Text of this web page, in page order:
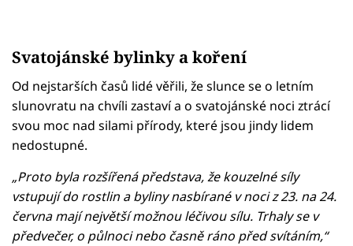
Svatojánské bylinky a koření
Od nejstarších časů lidé věřili, že slunce se o letním
slunovratu na chvíli zastaví a o svatojánské noci ztrácí
svou moc nad silami přírody, které jsou jindy lidem
nedostupné.
„Proto byla rozšířená představa, že kouzelné síly
vstupují do rostlin a byliny nasbírané v noci z 23. na 24.
června mají největší možnou léčivou sílu. Trhaly se v
předvečer, o půlnoci nebo časně ráno před svítáním,“